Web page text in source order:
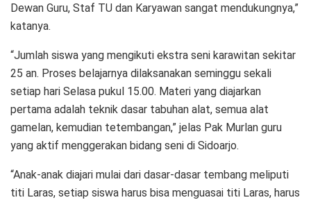
Dewan Guru, Staf TU dan Karyawan sangat mendukungnya,”
katanya.
“Jumlah siswa yang mengikuti ekstra seni karawitan sekitar
25 an. Proses belajarnya dilaksanakan seminggu sekali
setiap hari Selasa pukul 15.00. Materi yang diajarkan
pertama adalah teknik dasar tabuhan alat, semua alat
gamelan, kemudian tetembangan,” jelas Pak Murlan guru
yang aktif menggerakan bidang seni di Sidoarjo.
“Anak-anak diajari mulai dari dasar-dasar tembang meliputi
titi Laras, setiap siswa harus bisa menguasai titi Laras, harus